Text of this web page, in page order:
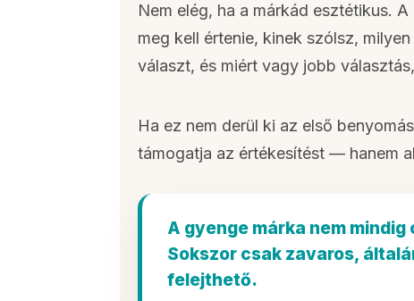
Nem elég, ha a márkád esztétikus.
meg kell értenie, kinek szólsz,
választ, és miért vagy jobb
Ha ez nem derül ki az első
támogatja az értékesítést — hanem
A gyenge márka nem mindig
Sokszor csak zavaros,
felejthető.